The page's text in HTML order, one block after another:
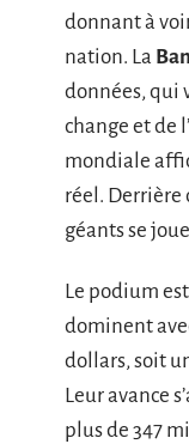
donnant à
nation. La
données, qui
change et de
mondiale
réel. Derrière
géants se
Le podium
dominent
dollars, soit
Leur avance
plus de 347